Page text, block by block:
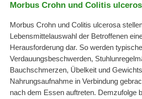
Morbus Crohn und Colitis
Morbus Crohn und Colitis ulcerosa
Lebensmittelauswahl der Betroffenen
Herausforderung dar. So werden
Verdauungsbeschwerden,
Bauchschmerzen, Übelkeit und
Nahrungsaufnahme in Verbindung
nach dem Essen auftreten. Demzufolge